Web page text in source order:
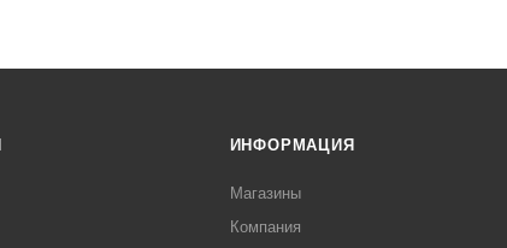
ИНФОРМАЦИЯ
Магазины
Компания